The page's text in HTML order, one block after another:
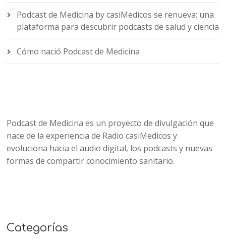
Podcast de Medicina by casiMedicos se renueva: una
plataforma para descubrir podcasts de salud y ciencia
Cómo nació Podcast de Medicina
Podcast de Medicina es un proyecto de divulgación que
nace de la experiencia de Radio casiMedicos y
evoluciona hacia el audio digital, los podcasts y nuevas
formas de compartir conocimiento sanitario.
Categorías